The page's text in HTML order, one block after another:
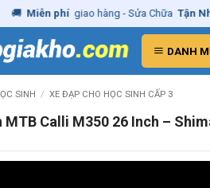
Miễn phí giao hàng - Sửa Chữa Tận Nhà ✓
DANH
SINH / XE ĐẠP CHO HỌC SINH CẤP 3
MTB Calli M350 26 Inch –